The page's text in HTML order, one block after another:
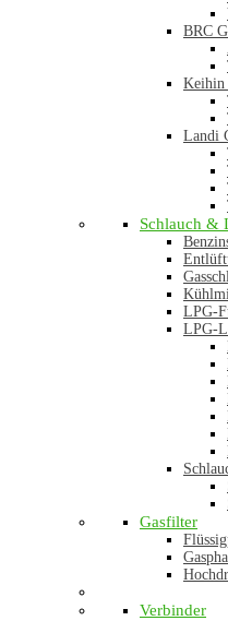
BRC
Keihin
Landi
Schlauch &
LPG-
LPG-
Gasfilter
Verbinder